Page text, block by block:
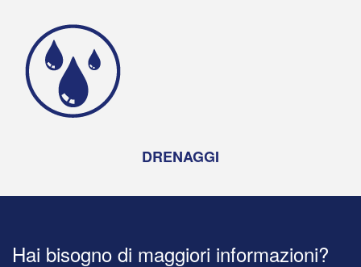
DRENAGGI
Hai bisogno di maggiori informazioni?